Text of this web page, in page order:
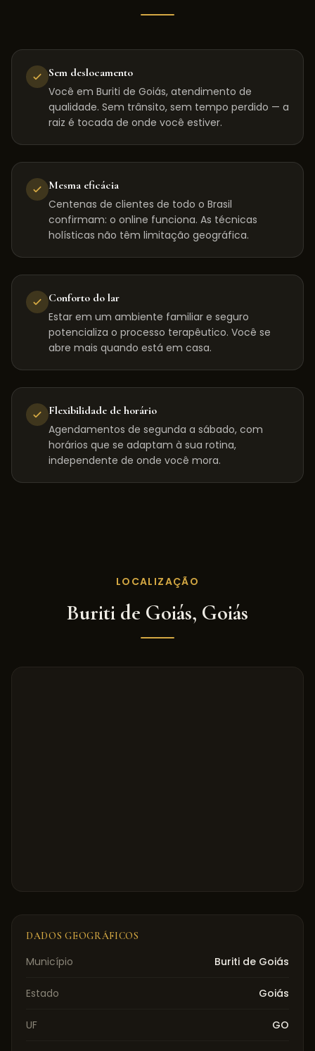
Sem deslocamento
Você em Buriti de Goiás, atendimento de
qualidade. Sem trânsito, sem tempo perdido — a
raiz é tocada de onde você estiver.
Mesma eficácia
Centenas de clientes de todo o Brasil
confirmam: o online funciona. As técnicas
holísticas não têm limitação geográfica.
Conforto do lar
Estar em um ambiente familiar e seguro
potencializa o processo terapêutico. Você se
abre mais quando está em casa.
Flexibilidade de horário
Agendamentos de segunda a sábado, com
horários que se adaptam à sua rotina,
independente de onde você mora.
LOCALIZAÇÃO
Buriti de Goiás, Goiás
DADOS GEOGRÁFICOS
Município Buriti de Goiás
Estado Goiás
UF GO